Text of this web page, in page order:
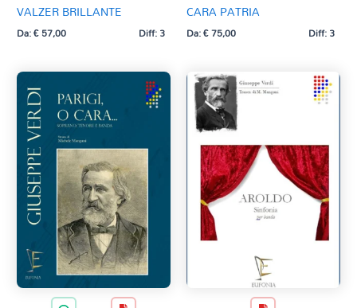
VALZER BRILLANTE
Da:€57,00 Diff: 3
CARA PATRIA
Da:€75,00 Diff: 3